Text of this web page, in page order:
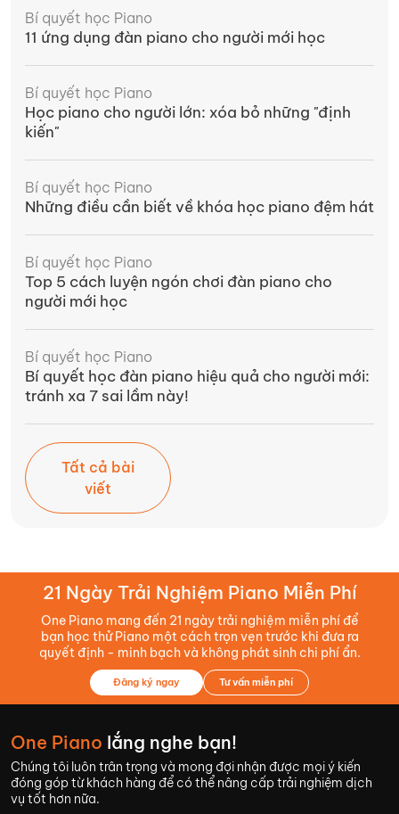
Bí quyết học Piano
11 ứng dụng đàn piano cho người mới học
Bí quyết học Piano
Học piano cho người lớn: xóa bỏ những "định
kiến"
Bí quyết học Piano
Những điều cần biết về khóa học piano đệm hát
Bí quyết học Piano
Top 5 cách luyện ngón chơi đàn piano cho
người mới học
Bí quyết học Piano
Bí quyết học đàn piano hiệu quả cho người mới:
tránh xa 7 sai lầm này!
Tất cả bài
viết
21 Ngày Trải Nghiệm Piano Miễn Phí
One Piano mang đến 21 ngày trải nghiệm miễn phí để
bạn học thử Piano một cách trọn vẹn trước khi đưa ra
quyết định - minh bạch và không phát sinh chi phí ẩn.
Đăng ký ngay Tư vấn miễn phí
One Piano lắng nghe bạn!
Chúng tôi luôn trân trọng và mong đợi nhận được mọi ý kiến
đóng góp từ khách hàng để có thể nâng cấp trải nghiệm dịch
vụ tốt hơn nữa.